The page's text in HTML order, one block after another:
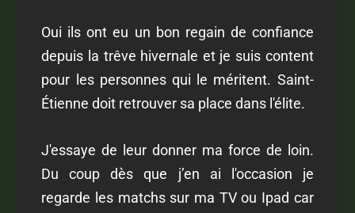
Oui ils ont eu un bon regain de confiance
depuis la trêve hivernale et je suis content
pour les personnes qui le méritent. Saint-
Étienne doit retrouver sa place dans l'élite.
J'essaye de leur donner ma force de loin.
Du coup dès que j’en ai l'occasion je
regarde les matchs sur ma TV ou Ipad car